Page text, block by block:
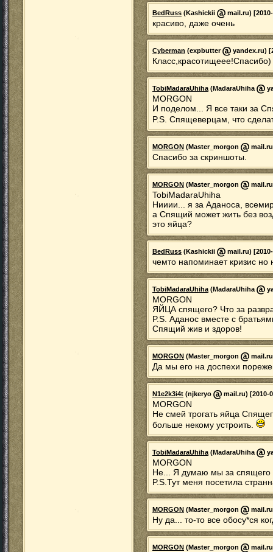
BedRuss (Kashickii mail.ru)
красиво, даже очень
Cyberman (expbutter yandex.ru)
Класс,красотищеее!Спасибо)
TobiMadaraUhiha(MadaraUhiha
MORGON
И поделом... Я все таки за
P.S. Спящеверцам, что
MORGON (Master_morgon
Спасибо за скриншоты.
MORGON (Master_morgon
TobiMadaraUhiha
Нииии... я за Аданоса,
а Спящий может жить без
это яйца?
BedRuss (Kashickii mail.ru)
чемто напоминает кризис но
TobiMadaraUhiha(MadaraUhiha
MORGON
ЯЙЦА спящего? Что за
P.S. Аданос вместе с
Спящий жив и здоров!
MORGON (Master_morgon
Да мы его на доспехи
N1e2k3i4t (njkeryo mail.ru) [2010-
MORGON
Не смей трогать яйца
больше некому устроить.
TobiMadaraUhiha(MadaraUhiha
MORGON
Не... Я думаю мы за спящего
P.S.Тут меня посетила
MORGON (Master_morgon
Ну да... то-то все обосу*ся
MORGON (Master_morgon